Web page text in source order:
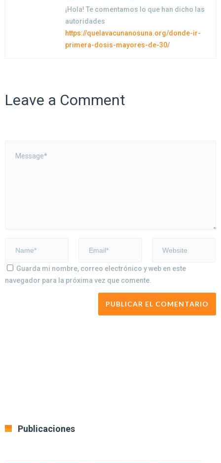
¡Hola! Te comentamos lo que han dicho las
autoridades
https://quelavacunanosuna.org/donde-ir-
primera-dosis-mayores-de-30/
Leave a Comment
Guarda mi nombre, correo electrónico y web en este
navegador para la próxima vez que comente.
Publicaciones